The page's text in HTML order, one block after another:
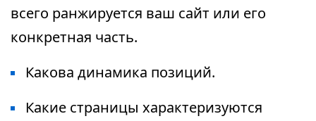
всего ранжируется ваш сайт или его
конкретная часть.
Какова динамика позиций.
Какие страницы характеризуются